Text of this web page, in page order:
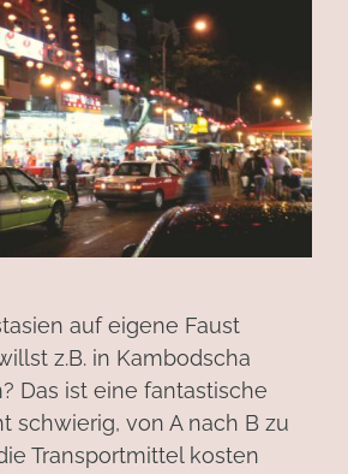
auf eigene Faust
z.B. in Kambodscha
Das ist eine fantastische
schwierig, von A nach B zu
Transportmittel kosten